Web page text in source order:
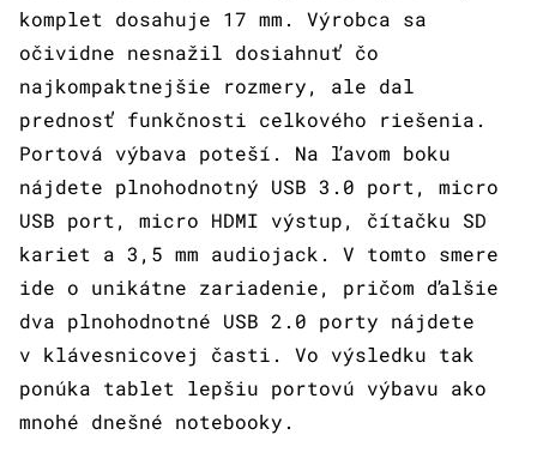
komplet dosahuje 17 mm. Výrobca sa
očividne nesnažil dosiahnuť čo
najkompaktnejšie rozmery, ale dal
prednosť funkčnosti celkového riešenia.
Portová výbava poteší. Na ľavom boku
nájdete plnohodnotný USB 3.0 port, micro
USB port, micro HDMI výstup, čítačku SD
kariet a 3,5 mm audiojack. V tomto smere
ide o unikátne zariadenie, pričom ďalšie
dva plnohodnotné USB 2.0 porty nájdete
v klávesnicovej časti. Vo výsledku tak
ponúka tablet lepšiu portovú výbavu ako
mnohé dnešné notebooky.